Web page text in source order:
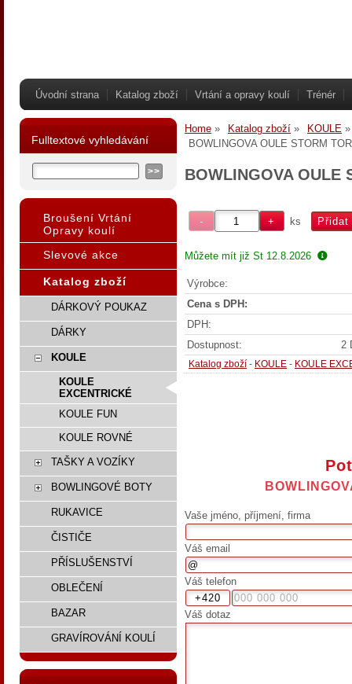
Úvodní strana Katalog zboží Vrtání a opravy koulí Trénér
Home Katalog zboží
KOULE
BOWLINGOVA OULE STORM
BOWLINGOVA OULE
ks
Můžete mít již St 12.8.2026
Výrobce:
Cena s DPH:
DPH:
Dostupnost:
2
Katalog zboží - KOULE - KOULE
Vaše jméno, příjmení, firma
Váš email
Váš telefon
Váš dotaz
Fulltextové vyhledávání
Broušení Vrtání
Opravy koulí
Slevové akce
Katalog zboží
DÁRKOVÝ POUKAZ
DÁRKY
KOULE
KOULE
EXCENTRICKÉ
KOULE FUN
KOULE ROVNÉ
TAŠKY A VOZÍKY
BOWLINGOVÉ BOTY
RUKAVICE
ČISTIČE
PŘÍSLUŠENSTVÍ
OBLEČENÍ
BAZAR
GRAVÍROVÁNÍ KOULÍ